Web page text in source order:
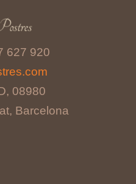
627 920
08980
Barcelona